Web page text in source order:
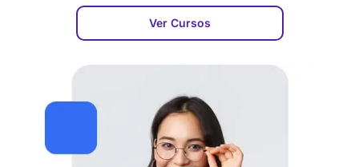
Ver Cursos